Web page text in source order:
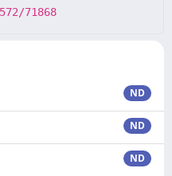
71868
ND
ND
ND